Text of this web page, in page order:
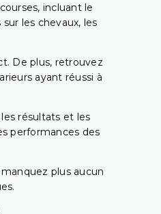
incluant le
les chevaux, les
De plus, retrouvez
ayant réussi à
résultats et les
performances des
plus aucun